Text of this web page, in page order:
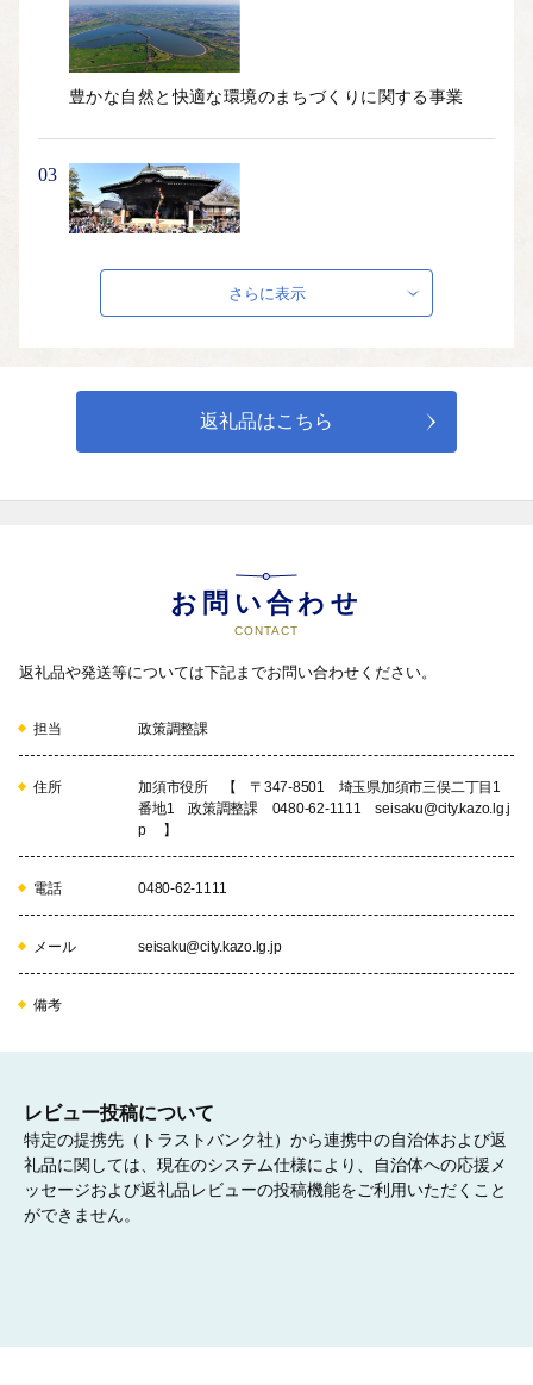
【キャンセル等の対応について】
こちらはふるさと納税のお申し込みページとなっております。
寄付申込み後のキャンセル、返礼品の変更・返品はできませ
ん。あらかじめご了承ください。
【返礼品について】
■ふるさと納税の返礼品は一時所得に該当します。
ふるさと納税寄付につきましては、経済的利益の無償の供与と
ただいた対価ではなく別途の行為となるため、ふるさと納税の
返礼品は一時所得に該当します。
【個人情報の取り扱いについて】
また、加須市の情報を発信する際にも活用させていただきま
豊かな自然と快適な環境のまちづくりに関する事業
03
芸術文化の振興に関する事業
スポーツの振興に関する事業
08
さらに表示
返礼品はこちら
お問い合わせ
CONTACT
返礼品や発送等については下記までお問い合わせください。
担当 政策調整課
住所
加須市役所 【 〒347-8501 埼玉県加須市三俣二丁目1
番地1 政策調整課 0480-62-1111 seisaku@city.kazo.lg.j
p 】
電話 0480-62-1111
メール seisaku@city.kazo.lg.jp
備考
レビュー投稿について
特定の提携先（トラストバンク社）から連携中の自治体および返
礼品に関しては、現在のシステム仕様により、自治体への応援メ
ッセージおよび返礼品レビューの投稿機能をご利用いただくこと
ができません。